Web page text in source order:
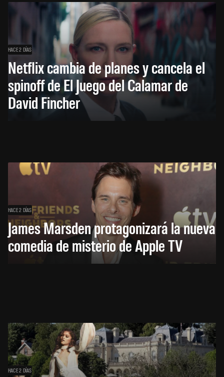
HACE 2 DÍAS
Netflix cambia de planes y cancela el
spinoff de El Juego del Calamar de
David Fincher
HACE 2 DÍAS
James Marsden protagonizará la nueva
comedia de misterio de Apple TV
HACE 2 DÍAS